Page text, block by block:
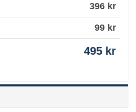
396 kr
99 kr
495 kr